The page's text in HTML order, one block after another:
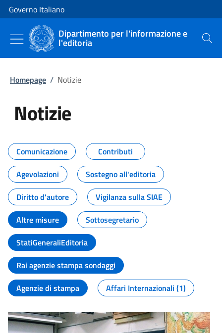
Vai al contenuto
Vai alla navigazione del sito
Governo Italiano
Dipartimento per l'informazione e
l'editoria Cerca
Homepage / Notizie
Notizie
Tutti i contenuti della pagina
Comunicazione
Contributi
Agevolazioni
Sostegno all'editoria
Diritto d'autore
Vigilanza sulla SIAE
Altre misure
Sottosegretario
StatiGeneraliEditoria
Rai agenzie stampa sondaggi
Agenzie di stampa
Affari Internazionali (1)